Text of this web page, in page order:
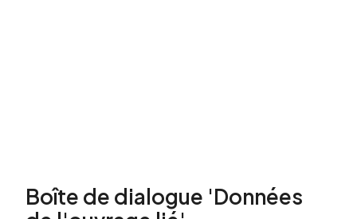
Boîte de dialogue 'Données